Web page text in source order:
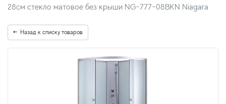
28см стекло матовое без крыши NG-777-08BKN Niagara
Назад к списку товаров